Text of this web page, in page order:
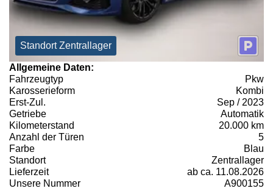
Standort Zentrallager
Allgemeine Daten:
Fahrzeugtyp
Pkw
Karosserieform
Kombi
Erst-Zul.
Sep / 2023
Getriebe
Automatik
Kilometerstand
20.000 km
Anzahl der Türen
5
Farbe
Blau
Standort
Zentrallager
Lieferzeit
ab ca. 11.08.2026
Unsere Nummer
A900155